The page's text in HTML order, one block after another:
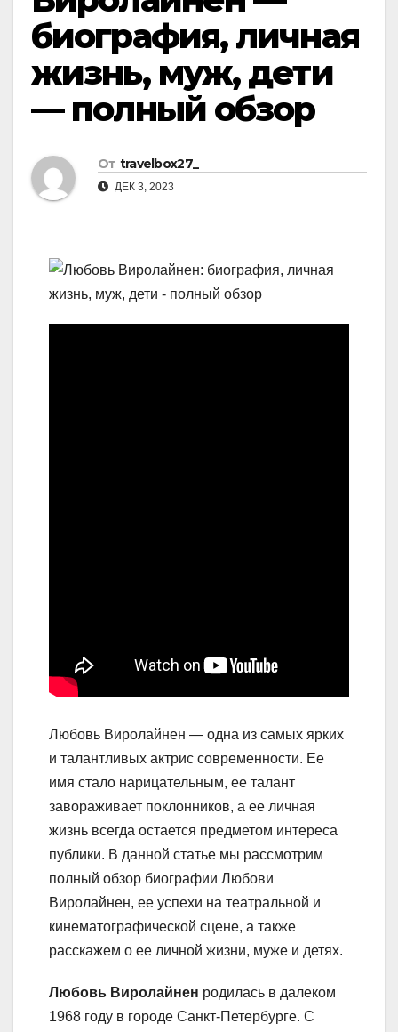
биография, личная
жизнь, муж, дети
— полный обзор
От travelbox27_
ДЕК 3, 2023
Любовь Виролайнен — одна из самых ярких
и талантливых актрис современности. Ее
имя стало нарицательным, ее талант
завораживает поклонников, а ее личная
жизнь всегда остается предметом интереса
публики. В данной статье мы рассмотрим
полный обзор биографии Любови
Виролайнен, ее успехи на театральной и
кинематографической сцене, а также
расскажем о ее личной жизни, муже и детях.
Любовь Виролайнен родилась в далеком
1968 году в городе Санкт-Петербурге. С